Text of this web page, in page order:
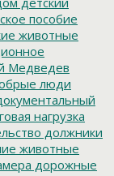
пособие
животные
Медведев
люди
нагрузка
должники
животные
дорожные